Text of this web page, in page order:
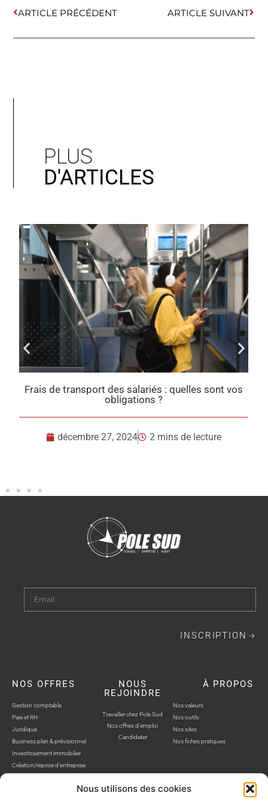
Nous utilisons des cookies
ARTICLE PRÉCÉDENT ARTICLE SUIVANT
PLUS
D'ARTICLES
sont vos
de lecture
Taxes sur l’utilisation des véhicules :
décembre 23, 2024
INSCRIPTION
NOS OFFRES
Gestion comptable
Paie et RH
Juridique
Business plan & prévisionnel
Investissement immobilier
Création/reprise d'entreprise
NOUS
REJOINDRE
Travailler chez Pole Sud
Nos offres d'emploi
Candidater
À PROPOS
Nos valeurs
Nos outils
Nos sites
Nos fiches pratiques